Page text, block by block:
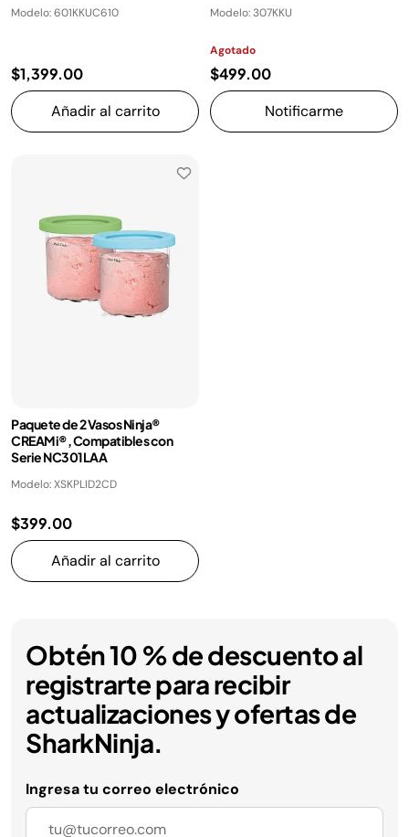
Modelo: 601KKUC610
$1,399.00
Añadir al carrito
Modelo: 307KKU
Agotado
$499.00
Notificarme
Paquete de 2 Vasos Ninja®
CREAMi®, Compatibles con
Serie NC301LAA
Modelo: XSKPLID2CD
$399.00
Añadir al carrito
Obtén 10 % de descuento al
registrarte para recibir
actualizaciones y ofertas de
SharkNinja.
Ingresa tu correo electrónico